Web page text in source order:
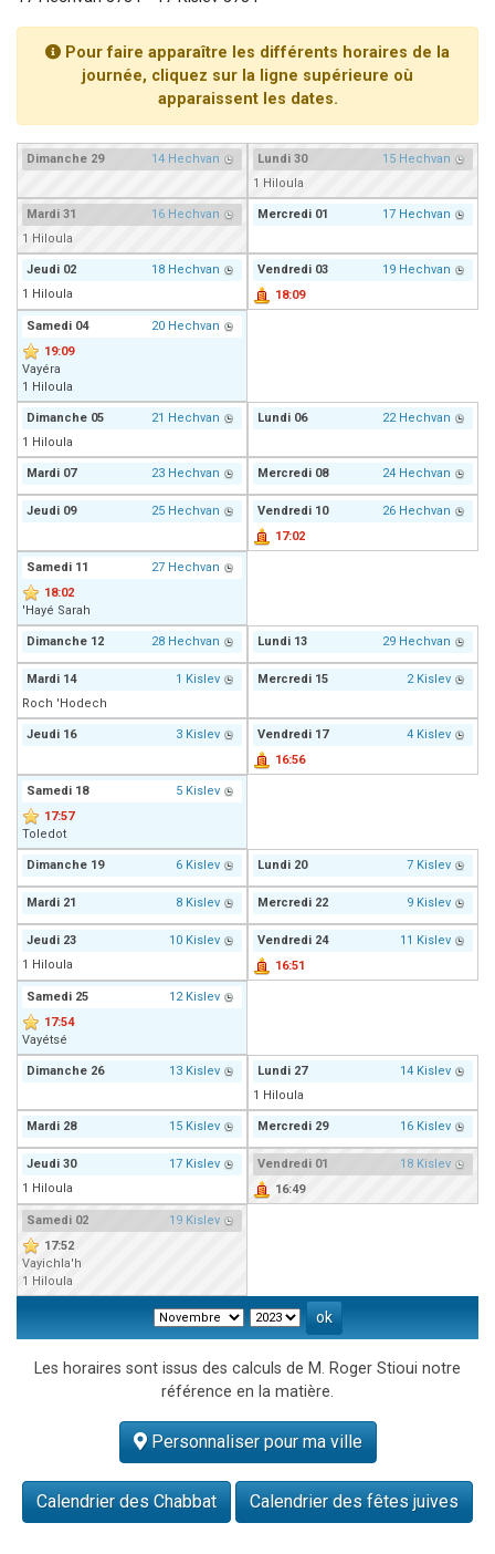
13 personnes viennent de demander une bénédiction
Il reste 49 places pour étudier en groupe sur Zoom
2 personnes viennent de nous rejoindre sur WhatsApp
Pour faire apparaître les différents horaires de la
journée, cliquez sur la ligne supérieure où
apparaissent les dates.
Dimanche 29 14 Hechvan Lundi 30
15 Hechvan
1 Hiloula
Mardi 31
16 Hechvan
1 Hiloula
Mercredi 01 17 Hechvan
Jeudi 02
18 Hechvan
1 Hiloula
Vendredi 03
19 Hechvan
18:09
Samedi 04
20 Hechvan
19:09
Vayéra
1 Hiloula
Dimanche 05
21 Hechvan
1 Hiloula
Lundi 06 22 Hechvan
Mardi 07 23 Hechvan Mercredi 08 24 Hechvan
Jeudi 09 25 Hechvan Vendredi 10
26 Hechvan
17:02
Samedi 11
27 Hechvan
18:02
'Hayé Sarah
Dimanche 12 28 Hechvan Lundi 13 29 Hechvan
Mardi 14
1 Kislev
Roch 'Hodech
Mercredi 15 2 Kislev
Jeudi 16 3 Kislev Vendredi 17
4 Kislev
16:56
Samedi 18
5 Kislev
17:57
Toledot
Dimanche 19 6 Kislev Lundi 20 7 Kislev
Mardi 21 8 Kislev Mercredi 22 9 Kislev
Jeudi 23
10 Kislev
1 Hiloula
Vendredi 24
11 Kislev
16:51
Samedi 25
12 Kislev
17:54
Vayétsé
Dimanche 26 13 Kislev Lundi 27
14 Kislev
1 Hiloula
Mardi 28 15 Kislev Mercredi 29 16 Kislev
Jeudi 30
17 Kislev
1 Hiloula
Vendredi 01
18 Kislev
16:49
Samedi 02
19 Kislev
17:52
Vayichla'h
1 Hiloula
Les horaires sont issus des calculs de M. Roger Stioui notre
référence en la matière.
Personnaliser pour ma ville
Calendrier des Chabbat Calendrier des fêtes juives